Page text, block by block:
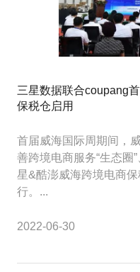
三星数据联合coupang
保税仓启用
首届威海国际周期间，
善跨境电商服务“生态圈
星&酷澎威海跨境电商
行。...
2022-06-30